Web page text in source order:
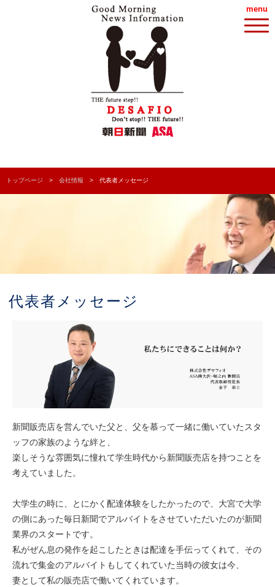
トップページ 会社情報 代表者メッセージ
代表者メッセージ
新聞販売店を営んでいた父と、父を慕って一緒に働いていたスタ
ッフの家族のような絆と、
楽しそうな雰囲気に憧れて学生時代から新聞販売店を持つことを
考えていました。
大学生の時に、とにかく配達体験をしたかったので、大宮で大学
の側にあった毎日新聞でアルバイトをさせていただいたのが新聞
業界のスタートです。
私がぜん息の発作を起こしたときは配達を手伝ってくれて、その
流れで集金のアルバイトもしてくれていた当時の彼女は今、
妻として私の販売店で働いてくれています。
menu